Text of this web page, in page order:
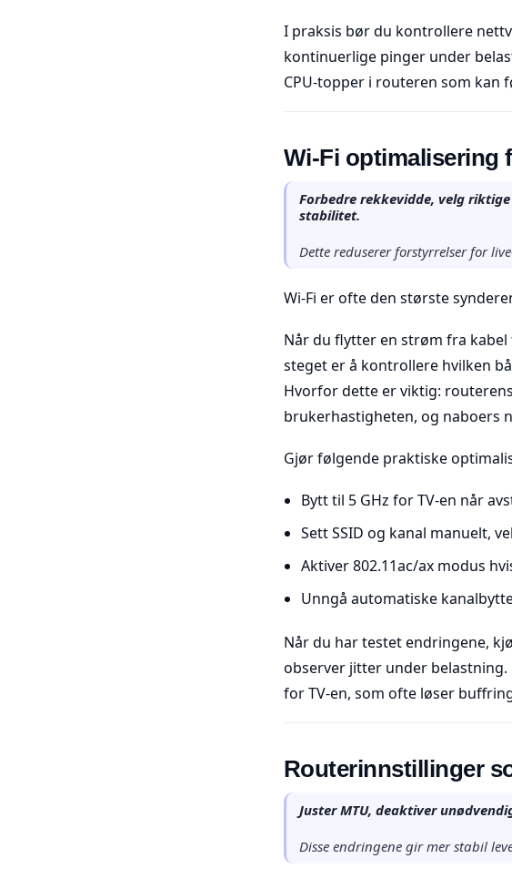
I praksis bør du kontrollere
kontinuerlige pinger under
CPU-topper i routeren som kan
Wi-Fi optimalisering
Forbedre rekkevidde, velg
stabilitet.
Dette reduserer forstyrrelser for
Wi-Fi er ofte den største
Når du flytter en strøm fra
steget er å kontrollere hvilken
Hvorfor dette er viktig:
brukerhastigheten, og naboers
Gjør følgende praktiske
Bytt til 5 GHz for TV-en når
Sett SSID og kanal manuelt,
Aktiver 802.11ac/ax modus
Unngå automatiske
Når du har testet endringene,
observer jitter under
for TV-en, som ofte løser
Routerinnstillinger
Juster MTU, deaktiver
Disse endringene gir mer stabil